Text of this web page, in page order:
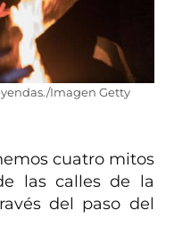
Imagen Getty
cuatro mitos
las calles de la
del paso del